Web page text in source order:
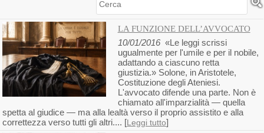
Cerca
LA FUNZIONE DELL’AVVOCATO
10/01/2016«Le leggi scrissi
ugualmente per l'umile e per il nobile,
adattando a ciascuno retta
giustizia.» Solone, in Aristotele,
Costituzione degli Ateniesi.
L'avvocato difende una parte. Non è
chiamato all'imparzialità — quella
spetta al giudice — ma alla lealtà verso il proprio assistito e alla
correttezza verso tutti gli altri.... [Leggi tutto]